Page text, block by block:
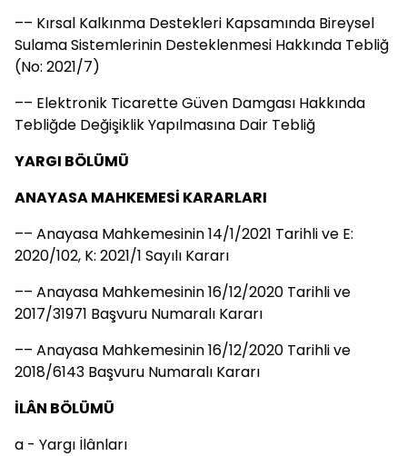
–– Kırsal Kalkınma Destekleri Kapsamında Bireysel
Sulama Sistemlerinin Desteklenmesi Hakkında Tebliğ
(No: 2021/7)
–– Elektronik Ticarette Güven Damgası Hakkında
Tebliğde Değişiklik Yapılmasına Dair Tebliğ
YARGI BÖLÜMÜ
ANAYASA MAHKEMESİ KARARLARI
–– Anayasa Mahkemesinin 14/1/2021 Tarihli ve E:
2020/102, K: 2021/1 Sayılı Kararı
–– Anayasa Mahkemesinin 16/12/2020 Tarihli ve
2017/31971 Başvuru Numaralı Kararı
–– Anayasa Mahkemesinin 16/12/2020 Tarihli ve
2018/6143 Başvuru Numaralı Kararı
İLÂN BÖLÜMÜ
a - Yargı İlânları